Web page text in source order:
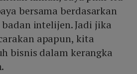
bersama berdasarkan
intelijen. Jadi jika
apapun, kita
bisnis dalam kerangka